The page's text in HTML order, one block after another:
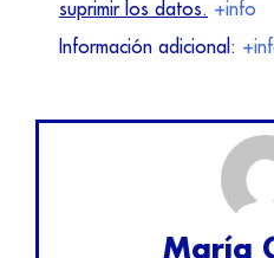
suprimir los datos. +info
Información adicional:
María